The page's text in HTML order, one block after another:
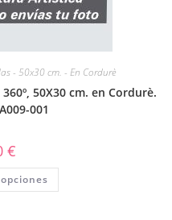
- 50x30 cm. - En Cordurè
50X30 cm. en Cordurè.
001
€